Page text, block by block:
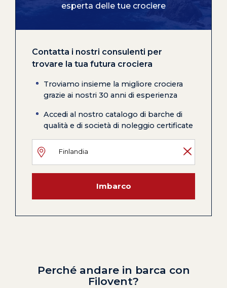
esperta delle tue crociere
Contatta i nostri consulenti per
trovare la tua futura crociera
Troviamo insieme la migliore crociera
grazie ai nostri 30 anni di esperienza
Accedi al nostro catalogo di barche di
qualità e di società di noleggio certificate
Imbarco
Perché andare in barca con
Filovent?